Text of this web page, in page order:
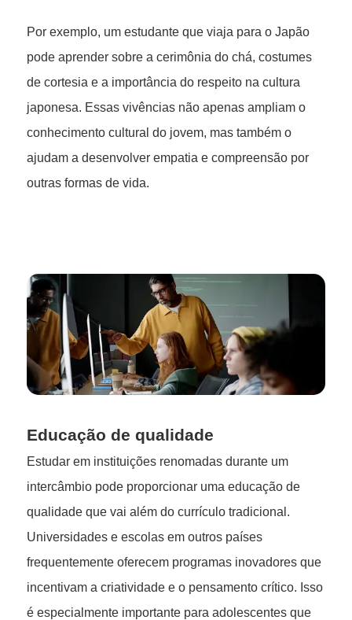
Por exemplo, um estudante que viaja para o Japão
pode aprender sobre a cerimônia do chá, costumes
de cortesia e a importância do respeito na cultura
japonesa. Essas vivências não apenas ampliam o
conhecimento cultural do jovem, mas também o
ajudam a desenvolver empatia e compreensão por
outras formas de vida.
Educação de qualidade
Estudar em instituições renomadas durante um
intercâmbio pode proporcionar uma educação de
qualidade que vai além do currículo tradicional.
Universidades e escolas em outros países
frequentemente oferecem programas inovadores que
incentivam a criatividade e o pensamento crítico. Isso
é especialmente importante para adolescentes que